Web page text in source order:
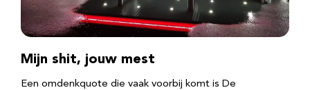
Mijn shit, jouw mest
Een omdenkquote die vaak voorbij komt is De